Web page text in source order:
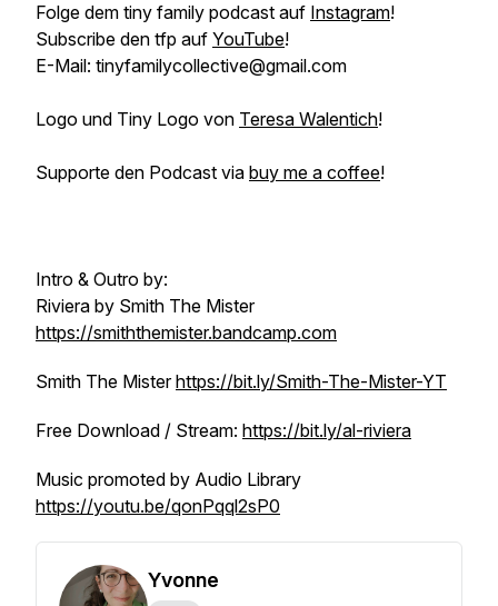
Folge dem tiny family podcast auf Instagram!
Subscribe den tfp auf YouTube!
E-Mail: tinyfamilycollective@gmail.com
Logo und Tiny Logo von Teresa Walentich!
Supporte den Podcast via buy me a coffee!
Intro & Outro by:
Riviera by Smith The Mister
https://smiththemister.bandcamp.com
Smith The Misterhttps://bit.ly/Smith-The-Mister-YT
Free Download / Stream: https://bit.ly/al-riviera
Music promoted by Audio Library
https://youtu.be/qonPqql2sP0
Yvonne